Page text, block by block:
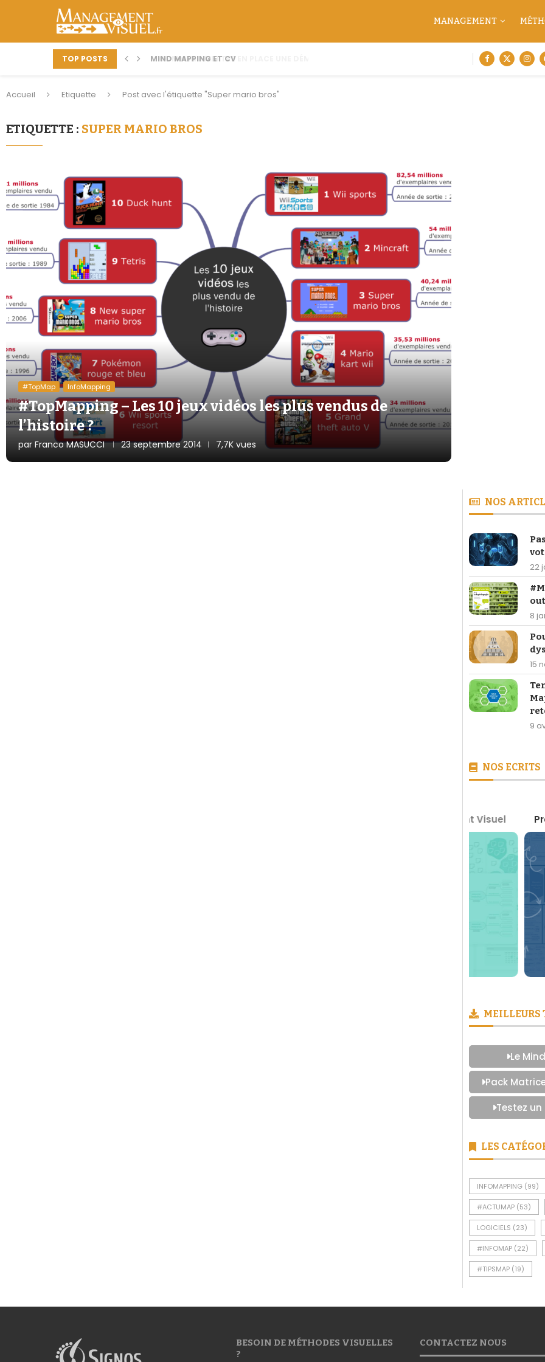
MANAGEMENT
TOP POSTS COMMENT METTRE EN PLACE UNE DÉMARCHE DE CARTOGRAPHIE...
MIND MAPPING ET CV
Accueil Etiquette Post avec l'étiquette "Super mario bros"
ETIQUETTE : SUPER MARIO BROS
#TopMap InfoMapping
#TopMapping – Les 10 jeux vidéos les plus vendus de
l’histoire ?
par Franco MASUCCI 23 septembre 2014 7,7K vues
NOS
22
8
15
9
NOS ECRITS
Prendre
MEILLEURS
Le
Pack
Testez
LES
INFOMAPPING (99)
#ACTUMAP (53)
LOGICIELS (23)
#INFOMAP (22)
#TIPSMAP (19)
BESOIN DE MÉTHODES VISUELLES
?
CONTACTEZ NOUS